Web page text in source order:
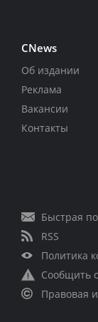
CNews
Об издании
Реклама
Вакансии
Контакты
Быстрая
RSS
Политика
Сообщить
Правовая